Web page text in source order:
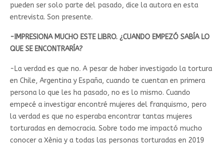
pueden ser solo parte del pasado, dice la autora en esta
entrevista. Son presente.
-IMPRESIONA MUCHO ESTE LIBRO. ¿CUANDO EMPEZÓ SABÍA LO
QUE SE ENCONTRARÍA?
-La verdad es que no. A pesar de haber investigado la tortura
en Chile, Argentina y España, cuando te cuentan en primera
persona lo que les ha pasado, no es lo mismo. Cuando
empecé a investigar encontré mujeres del franquismo, pero
la verdad es que no esperaba encontrar tantas mujeres
torturadas en democracia. Sobre todo me impactó mucho
conocer a Xènia y a todas las personas torturadas en 2019